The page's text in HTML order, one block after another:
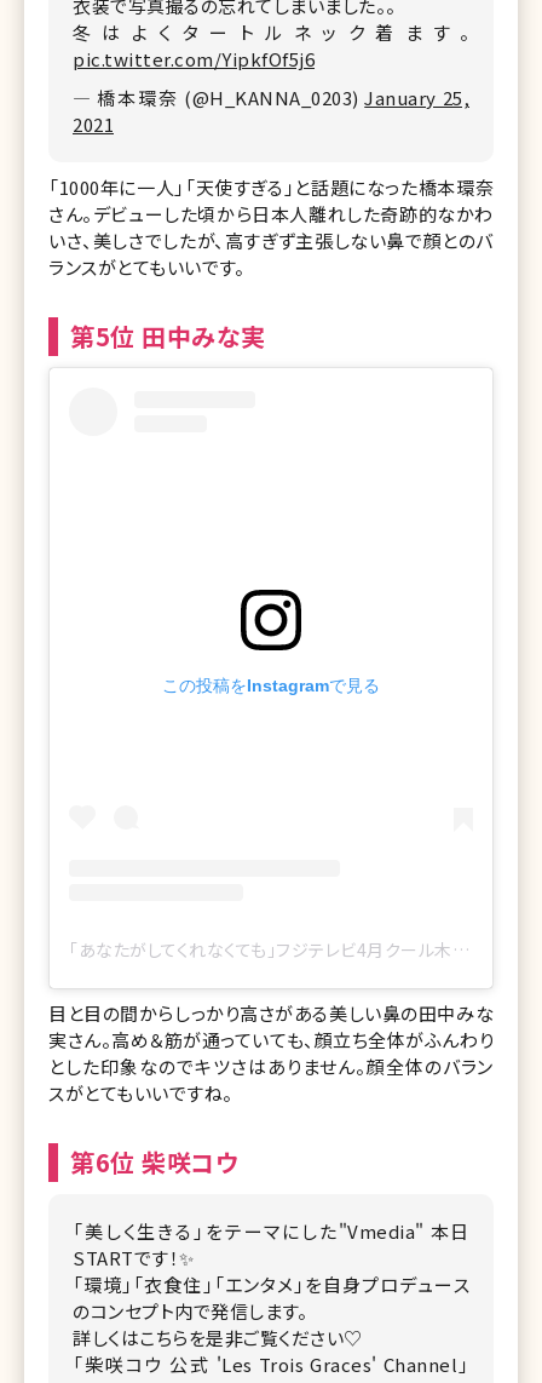
冬はよくタートルネック着ます。
pic.twitter.com/YipkfOf5j6
— 橋本環奈 (@H_KANNA_0203)January 25,
2021
「1000年に一人」「天使すぎる」と話題になった橋本環奈
さん。デビューした頃から日本人離れした奇跡的なかわ
いさ、美しさでしたが、高すぎず主張しない鼻で顔とのバ
ランスがとてもいいです。
第5位 田中みな実
この投稿をInstagramで見る
「あなたがしてくれなくても」フジテレビ4月クール木曜劇場公式(@anataga_drama)がシェアした投稿
目と目の間からしっかり高さがある美しい鼻の田中みな
実さん。高め＆筋が通っていても、顔立ち全体がふんわり
とした印象なのでキツさはありません。顔全体のバラン
スがとてもいいですね。
第6位 柴咲コウ
「美しく生きる」をテーマにした"Vmedia" 本日
STARTです！✨
「環境」「衣食住」「エンタメ」を自身プロデュース
のコンセプト内で発信します。
詳しくはこちらを是非ご覧ください♡
「柴咲コウ 公式 'Les Trois Graces' Channel」